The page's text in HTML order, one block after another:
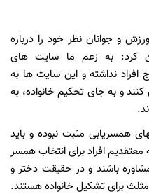
و جوانان نظر خود را درباره
کرد: به زعم ما سایت های
نداشته و این سایت ها به
و به جای تحکیم خانواده، به
همسریابی مثبت نبوده و باید
افراد برای انتخاب همسر
باشند و در حقیقت دختر و
برای تشکیل خانواده هستند.